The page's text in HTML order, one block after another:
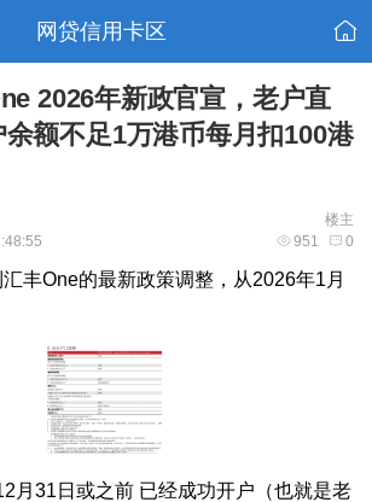
网贷信用卡区
2026年新政官宣，老户直
额不足1万港币每月扣100港
楼主
951 0
丰One的最新政策调整，从2026年1月
月31日或之前 已经成功开户（也就是老